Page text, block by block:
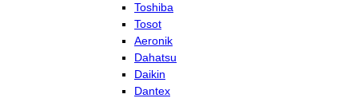
Toshiba
Tosot
Aeronik
Dahatsu
Daikin
Dantex